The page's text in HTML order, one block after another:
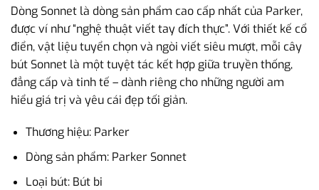
Dòng Sonnet là dòng sản phẩm cao cấp nhất của Parker,
được ví như “nghệ thuật viết tay đích thực”. Với thiết kế cổ
điển, vật liệu tuyển chọn và ngòi viết siêu mượt, mỗi cây
bút Sonnet là một tuyệt tác kết hợp giữa truyền thống,
đẳng cấp và tinh tế – dành riêng cho những người am
hiểu giá trị và yêu cái đẹp tối giản.
Thương hiệu: Parker
Dòng sản phẩm: Parker Sonnet
Loại bút: Bút bi